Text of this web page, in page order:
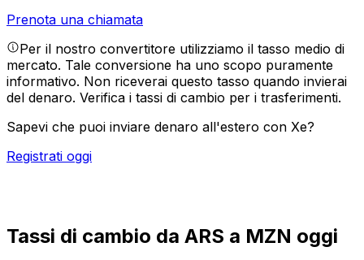
Prenota una chiamata
Per il nostro convertitore utilizziamo il tasso medio di
mercato. Tale conversione ha uno scopo puramente
informativo. Non riceverai questo tasso quando invierai
del denaro. Verifica i tassi di cambio per i trasferimenti.
Sapevi che puoi inviare denaro all'estero con Xe?
Registrati oggi
Tassi di cambio da ARS a MZN oggi